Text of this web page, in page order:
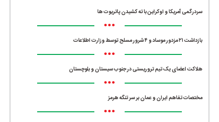
سردرگمی آمریکا و اوکراین با ته کشیدن پاتریوت ها
•••
بازداشت ۲۱ مزدور موساد و ۴ شرور مسلح توسط وزارت اطلاعات
•••
هلاکت اعضای یک تیم تروریستی در جنوب سیستان و بلوچستان
•••
مختصات تفاهم ایران و عمان بر سر تنگه هرمز
•••